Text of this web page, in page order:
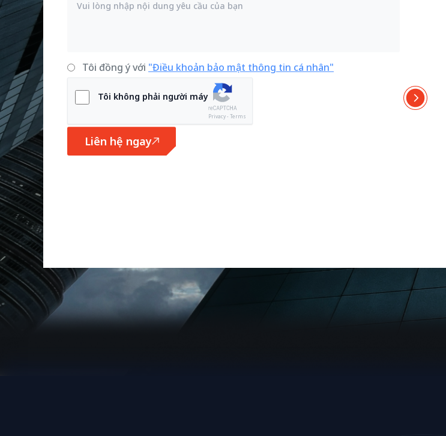
Tôi đồng ý với "Điều khoản bảo mật thông tin cá nhân"
Tôi không phải người máy
Privacy - Terms
Liên hệ ngay